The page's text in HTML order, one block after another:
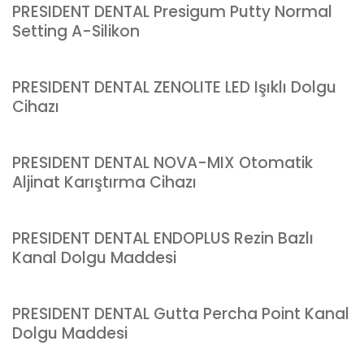
PRESIDENT DENTAL Presigum Putty Normal
Setting A-Silikon
PRESIDENT DENTAL ZENOLITE LED Işıklı Dolgu
Cihazı
PRESIDENT DENTAL NOVA-MIX Otomatik
Aljinat Karıştırma Cihazı
PRESIDENT DENTAL ENDOPLUS Rezin Bazlı
Kanal Dolgu Maddesi
PRESIDENT DENTAL Gutta Percha Point Kanal
Dolgu Maddesi